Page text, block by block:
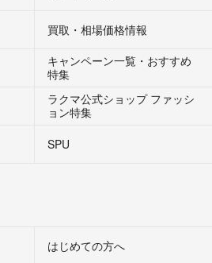
買取・相場価格情報
キャンペーン一覧・おすすめ
特集
ラクマ公式ショップ ファッシ
ョン特集
SPU
はじめての方へ